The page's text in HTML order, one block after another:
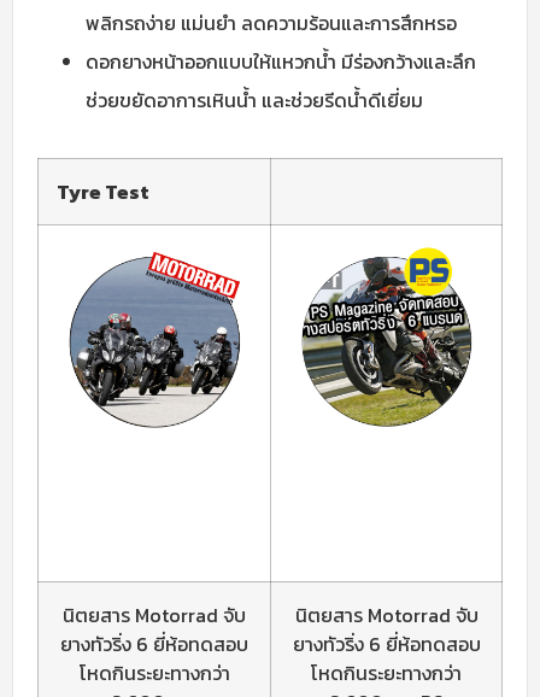
พลิกรถง่าย แม่นยำ ลดความร้อนและการสึกหรอ
ดอกยางหน้าออกแบบให้แหวกน้ำ มีร่องกว้างและลึก
ช่วยขยัดอาการเหินน้ำ และช่วยรีดน้ำดีเยี่ยม
Tyre Test
นิตยสาร Motorrad จับ
ยางทัวริ่ง 6 ยี่ห้อทดสอบ
โหดกินระยะทางกว่า
นิตยสาร Motorrad จับ
ยางทัวริ่ง 6 ยี่ห้อทดสอบ
โหดกินระยะทางกว่า